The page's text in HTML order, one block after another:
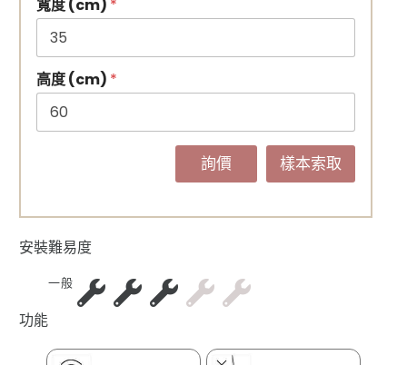
寬度 (cm) *
高度 (cm) *
詢價 樣本索取
安裝難易度
一般
功能